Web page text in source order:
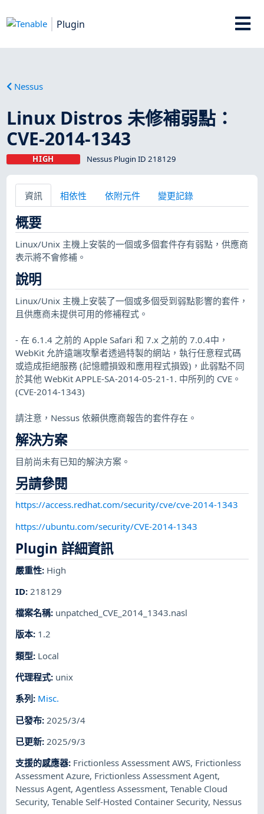
Plugin
Nessus
Linux Distros 未修補弱點：
CVE-2014-1343
HIGH Nessus Plugin ID 218129
資訊 相依性 依附元件 變更記錄
概要
Linux/Unix 主機上安裝的一個或多個套件存有弱點，供應商
表示將不會修補。
說明
Linux/Unix 主機上安裝了一個或多個受到弱點影響的套件，
且供應商未提供可用的修補程式。
- 在 6.1.4 之前的 Apple Safari 和 7.x 之前的 7.0.4中，
WebKit 允許遠端攻擊者透過特製的網站，執行任意程式碼
或造成拒絕服務 (記憶體損毀和應用程式損毀)，此弱點不同
於其他 WebKit APPLE-SA-2014-05-21-1. 中所列的 CVE。
(CVE-2014-1343)
請注意，Nessus 依賴供應商報告的套件存在。
解決方案
目前尚未有已知的解決方案。
另請參閱
https://access.redhat.com/security/cve/cve-2014-1343
https://ubuntu.com/security/CVE-2014-1343
Plugin 詳細資訊
嚴重性: High
ID: 218129
檔案名稱: unpatched_CVE_2014_1343.nasl
版本: 1.2
類型: Local
代理程式: unix
系列 : Misc.
已發布: 2025/3/4
已更新: 2025/9/3
支援的感應器: Frictionless Assessment AWS, Frictionless
Assessment Azure, Frictionless Assessment Agent,
Nessus Agent,Agentless Assessment,Tenable Cloud
Security,Tenable Self-Hosted Container Security, Nessus